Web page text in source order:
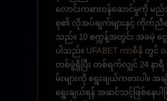
လောင်းကစားဝန်ဆောင်မှုကို မည်
စု၏ လိုအပ်ချက်များနှင့် ကိုက်ညီသ
သည်။ 10 စက္ကန့်အတွင်း အခမဲ့
ပါသည်။ UFABET ကာစီနို တွင် ဝ
တစ်ဖွဲ့ရှိပြီး တစ်ရက်လျှင် 24 နာ
မ်းများကို ရွေးချယ်ကစားပါ။
ရွေးချယ်ရန် အဆင်သင့်ဖြစ်နေပါပ